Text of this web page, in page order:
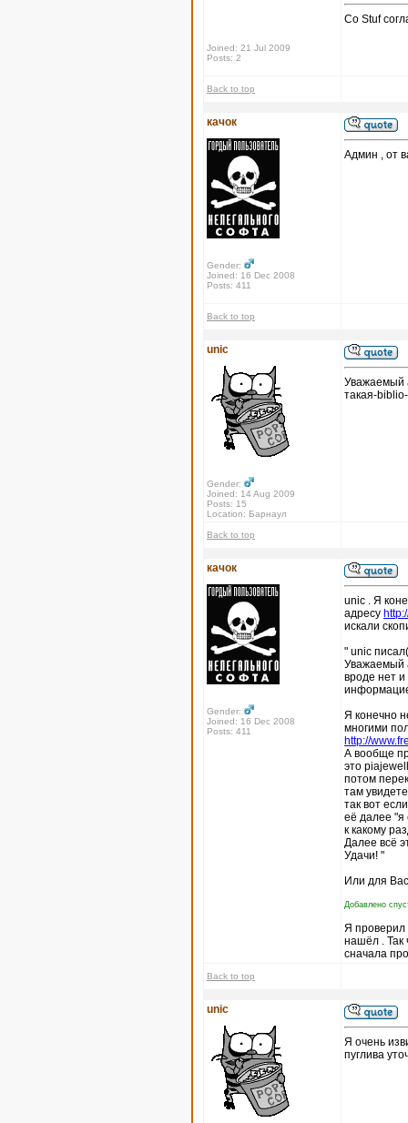
Joined: 21 Jul 2009
Posts: 2
Со Stuf
Back to top
качок
Gender:
Joined: 16 Dec 2008
Posts: 411
Админ , от
Back to top
unic
Gender:
Joined: 14 Aug 2009
Posts: 15
Location: Барнаул
Уважаемый
такая-
Back to top
качок
Gender:
Joined: 16 Dec 2008
Posts: 411
unic . Я
адресу
искали
" unic
Уважаемый
вроде нет
Я конечно
многими
http://
А вообще
это
потом
там
так вот
её далее "я
к какому
Далее всё
Удачи! "
Или для
Добавлено
Я проверил
нашёл . Так
сначала
Back to top
unic
Я очень
пуглива